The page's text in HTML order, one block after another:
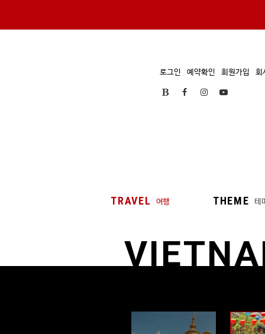
로그인 예약확인 회원가입 회
TRAVEL 여행 THEME 테